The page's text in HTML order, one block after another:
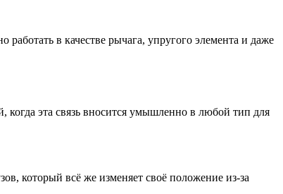
в качестве рычага, упругого элемента и даже
когда эта связь вносится умышленно в любой тип для
который всё же изменяет своё положение из-за